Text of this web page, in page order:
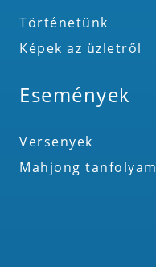
Történetünk
Képek az üzletről
Események
Versenyek
Mahjong tanfolyam